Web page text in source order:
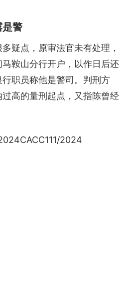
是警
疑点，原审法官未有处理，
鞍山分行开户，以作日后还
职员称他是警司。判刑方
高的量刑起点，又指陈曾经
2024